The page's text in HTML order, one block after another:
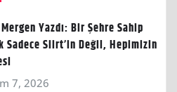
Yazdı: Bir Şehre Sahip
Sadece Siirt’in Değil, Hepimizin
7, 2026